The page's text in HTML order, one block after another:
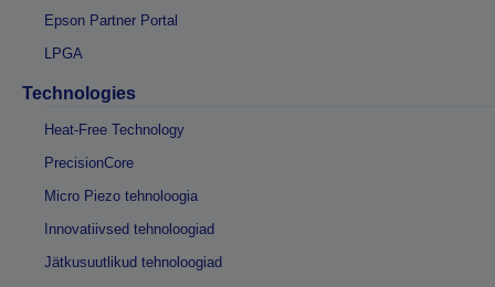
Epson Partner Portal
LPGA
Technologies
Heat-Free Technology
PrecisionCore
Micro Piezo tehnoloogia
Innovatiivsed tehnoloogiad
Jätkusuutlikud tehnoloogiad